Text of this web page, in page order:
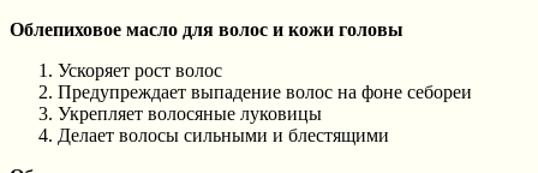
Облепиховое масло для волос и кожи головы
Ускоряет рост волос
Предупреждает выпадение волос на фоне себореи
Укрепляет волосяные луковицы
Делает волосы сильными и блестящими